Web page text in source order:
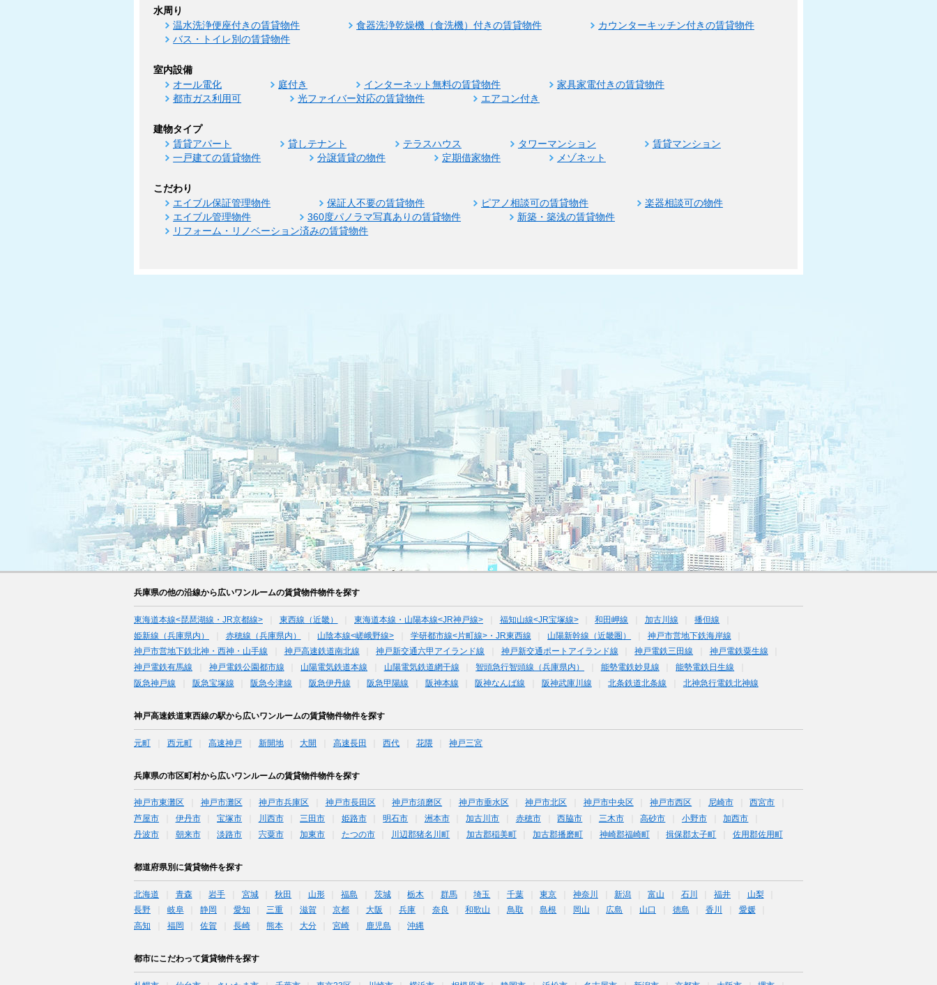
水周り
温水洗浄便座付きの賃貸物件 食器洗浄乾燥機（食洗機）付きの賃貸物件
カウンターキッチン付きの賃貸物件
バス・トイレ別の賃貸物件
室内設備
オール電化 庭付き インターネット無料の賃貸物件
家具家電付きの賃貸物件
都市ガス利用可
光ファイバー対応の賃貸物件 エアコン付き
建物タイプ
賃貸アパート 貸しテナント テラスハウス タワーマンション
賃貸マンション
一戸建ての賃貸物件
分譲賃貸の物件 定期借家物件 メゾネット
こだわり
エイブル保証管理物件 保証人不要の賃貸物件 ピアノ相談可の賃貸物件
楽器相談可の物件
エイブル管理物件
360度パノラマ写真ありの賃貸物件
新築・築浅の賃貸物件
リフォーム・リノベーション済みの賃貸物件
兵庫県の他の沿線から広いワンルームの賃貸物件物件を探す
東海道本線<琵琶湖線・JR京都線> 東西線（近畿） 東海道本線・山陽本線<JR神戸線> 福知山線<JR宝塚線> 和田岬線 加古川線
播但線
姫新線（兵庫県内）
赤穂線（兵庫県内） 山陰本線<嵯峨野線> 学研都市線<片町線>・JR東西線 山陽新幹線（近畿圏）
神戸市営地下鉄海岸線
神戸市営地下鉄北神・西神・山手線
神戸高速鉄道南北線 神戸新交通六甲アイランド線 神戸新交通ポートアイランド線 神戸電鉄三田線
神戸電鉄粟生線
神戸電鉄有馬線
神戸電鉄公園都市線 山陽電気鉄道本線 山陽電気鉄道網干線 智頭急行智頭線（兵庫県内） 能勢電鉄妙見線
能勢電鉄日生線
阪急神戸線
阪急宝塚線 阪急今津線 阪急伊丹線 阪急甲陽線 阪神本線 阪神なんば線 阪神武庫川線 北条鉄道北条線 北神急行電鉄北神線
神戸高速鉄道東西線の駅から広いワンルームの賃貸物件物件を探す
元町 西元町 高速神戸 新開地 大開 高速長田 西代 花隈 神戸三宮
兵庫県の市区町村から広いワンルームの賃貸物件物件を探す
神戸市東灘区 神戸市灘区 神戸市兵庫区 神戸市長田区 神戸市須磨区 神戸市垂水区 神戸市北区 神戸市中央区 神戸市西区 尼崎市
西宮市
芦屋市
伊丹市 宝塚市 川西市 三田市 姫路市 明石市 洲本市 加古川市 赤穂市 西脇市 三木市 高砂市 小野市
加西市
丹波市
朝来市 淡路市 宍粟市 加東市 たつの市 川辺郡猪名川町 加古郡稲美町 加古郡播磨町 神崎郡福崎町 揖保郡太子町 佐用郡佐用町
都道府県別に賃貸物件を探す
北海道 青森 岩手 宮城 秋田 山形 福島 茨城 栃木 群馬 埼玉 千葉 東京 神奈川 新潟 富山 石川 福井
山梨
長野
岐阜 静岡 愛知 三重 滋賀 京都 大阪 兵庫 奈良 和歌山 鳥取 島根 岡山 広島 山口 徳島 香川
愛媛
高知
福岡 佐賀 長崎 熊本 大分 宮崎 鹿児島 沖縄
都市にこだわって賃貸物件を探す